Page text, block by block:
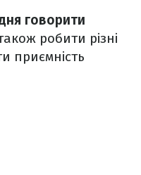
говорити
робити різні
приємність